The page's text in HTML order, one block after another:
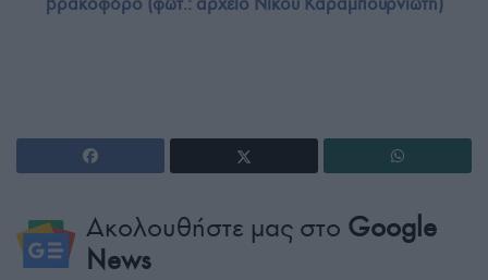
Ακολουθήστε μας στο Google
News